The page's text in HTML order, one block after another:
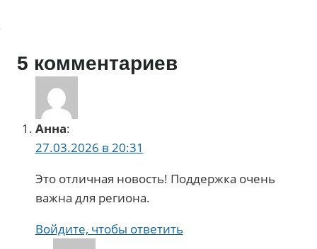
5 комментариев
Анна:
27.03.2026 в 20:31
Это отличная новость! Поддержка очень
важна для региона.
Войдите, чтобы ответить